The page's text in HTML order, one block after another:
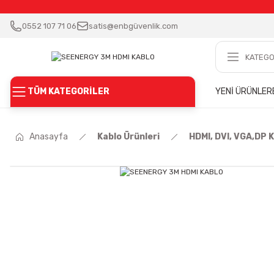
0552 107 71 06 satis@enbgüvenlik.com
TÜM KATEGORİLER YENİ ÜRÜNLER
Anasayfa Kablo Ürünleri HDMI, DVI, VGA,DP